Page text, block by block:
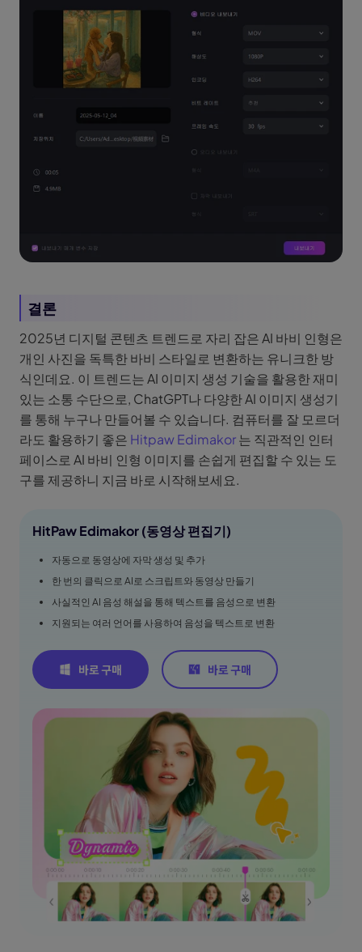
결론
2025년 디지털 콘텐츠 트렌드로 자리 잡은 AI 바비 인형은
개인 사진을 독특한 바비 스타일로 변환하는 유니크한 방
식인데요. 이 트렌드는 AI 이미지 생성 기술을 활용한 재미
있는 소통 수단으로, ChatGPT나 다양한 AI 이미지 생성기
를 통해 누구나 만들어볼 수 있습니다. 컴퓨터를 잘 모르더
라도 활용하기 좋은 Hitpaw Edimakor는 직관적인 인터
페이스로 AI 바비 인형 이미지를 손쉽게 편집할 수 있는 도
구를 제공하니 지금 바로 시작해보세요.
HitPaw Edimakor (동영상 편집기)
자동으로 동영상에 자막 생성 및 추가
한 번의 클릭으로 AI로 스크립트와 동영상 만들기
사실적인 AI 음성 해설을 통해 텍스트를 음성으로 변환
지원되는 여러 언어를 사용하여 음성을 텍스트로 변환